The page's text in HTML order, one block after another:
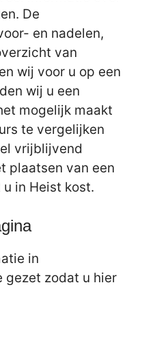
De
en nadelen,
van
wij voor u op een
wij u een
mogelijk maakt
te vergelijken
vrijblijvend
plaatsen van een
in Heist kost.
in
gezet zodat u hier